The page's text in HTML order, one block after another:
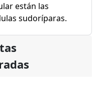
están las
sudoríparas.